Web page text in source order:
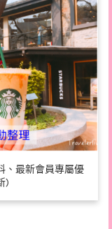
、最新會員專屬優
)